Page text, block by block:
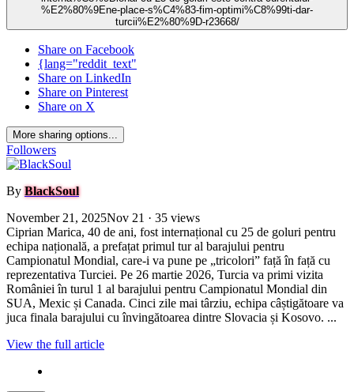
%E2%80%9Ene-place-s%C4%83-fim-optimi%C8%99ti-dar-
turcii%E2%80%9D-r23668/
Share on Facebook
{lang="reddit_text"
Share on LinkedIn
Share on Pinterest
Share on X
More sharing options...
Followers
By BlackSoul
November 21, 2025Nov 21 · 35 views
Ciprian Marica, 40 de ani, fost internațional cu 25 de goluri pentru
echipa națională, a prefațat primul tur al barajului pentru
Campionatul Mondial, care-i va pune pe „tricolori” față în față cu
reprezentativa Turciei. Pe 26 martie 2026, Turcia va primi vizita
României în turul 1 al barajului pentru Campionatul Mondial din
SUA, Mexic și Canada. Cinci zile mai târziu, echipa câștigătoare va
juca finala barajului cu învingătoarea dintre Slovacia și Kosovo. ...
View the full article